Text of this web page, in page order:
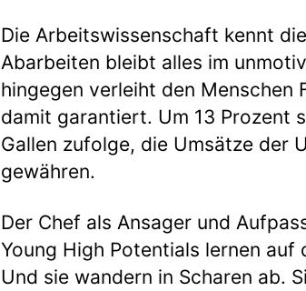
Die Arbeitswissenschaft kennt
Abarbeiten bleibt alles im
hingegen verleiht den Menschen
damit garantiert. Um 13 Prozent
Gallen zufolge, die Umsätze der
gewähren.
Der Chef als Ansager und
Young High Potentials lernen auf
Und sie wandern in Scharen ab.